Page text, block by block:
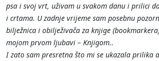
psa i svoj vrt, uživam u svakom danu i prilici
i crtama. U zadnje vrijeme sam posebnu
bilježnica i obilježivača za knjige
mojom prvom ljubavi – Knjigom..
I zato sam presretna što mi se ukazala prilika